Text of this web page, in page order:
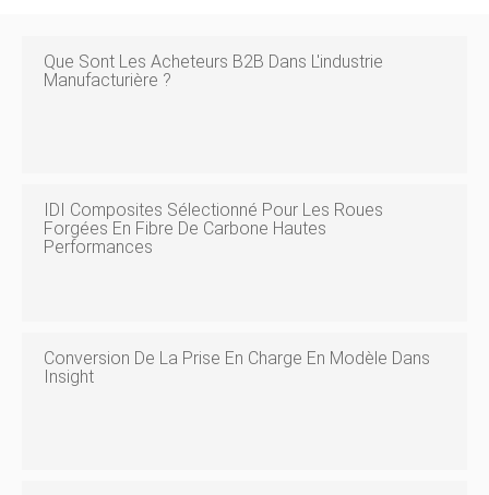
Que Sont Les Acheteurs B2B Dans L'industrie
Manufacturière ?
IDI Composites Sélectionné Pour Les Roues
Forgées En Fibre De Carbone Hautes
Performances
Conversion De La Prise En Charge En Modèle Dans
Insight